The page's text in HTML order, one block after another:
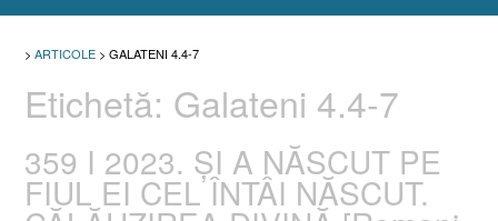
> ARTICOLE > GALATENI 4.4-7
Etichetă: Galateni 4.4-7
359 I 2023. ȘI A NĂSCUT PE
FIUL EI CEL ÎNTÂI NĂSCUT.